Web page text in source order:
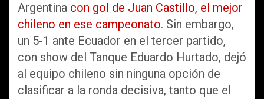
Argentina con gol de Juan Castillo, el mejor
chileno en ese campeonato. Sin embargo,
un 5-1 ante Ecuador en el tercer partido,
con show del Tanque Eduardo Hurtado, dejó
al equipo chileno sin ninguna opción de
clasificar a la ronda decisiva, tanto que el